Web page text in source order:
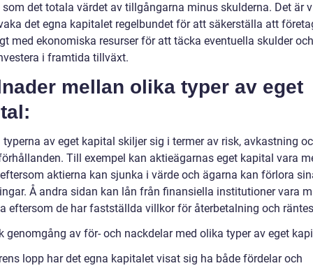
det totala värdet av tillgångarna minus skulderna. Det är
det egna kapitalet regelbundet för att säkerställa att
med ekonomiska resurser för att täcka eventuella skulder
i framtida tillväxt.
mellan olika typer av eget
typerna av eget kapital skiljer sig i termer av risk, avkastning
Till exempel kan aktieägarnas eget kapital vara
aktierna kan sjunka i värde och ägarna kan förlora
Å andra sidan kan lån från finansiella institutioner vara
eftersom de har fastställda villkor för återbetalning och
genomgång av för- och nackdelar med olika typer av eget
lopp har det egna kapitalet visat sig ha både fördelar och